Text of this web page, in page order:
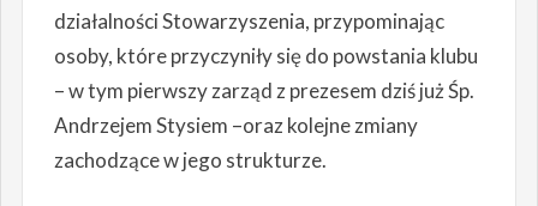
działalności Stowarzyszenia, przypominając
osoby, które przyczyniły się do powstania klubu
– w tym pierwszy zarząd z prezesem dziś już Śp.
Andrzejem Stysiem –oraz kolejne zmiany
zachodzące w jego strukturze.